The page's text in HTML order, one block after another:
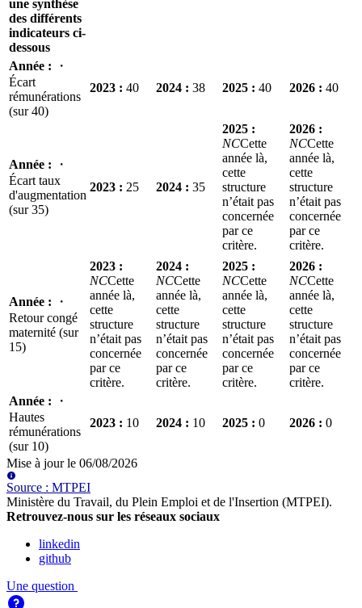
une synthèse
des différents
indicateurs ci-
dessous
Année :
・
Écart
rémunérations
(sur 40)
2023 : 40 2024 : 38 2025 : 40 2026 : 40
Année :
・
Écart taux
d'augmentation
(sur 35)
2023 : 25 2024 : 35
2025 :
NCCette
année là,
cette
structure
n’était pas
concernée
par ce
critère.
2026 :
NCCette
année là,
cette
structure
n’était pas
concernée
par ce
critère.
Année :
・
Retour congé
maternité (sur
15)
2023 :
NCCette
année là,
cette
structure
n’était pas
concernée
par ce
critère.
2024 :
NCCette
année là,
cette
structure
n’était pas
concernée
par ce
critère.
2025 :
NCCette
année là,
cette
structure
n’était pas
concernée
par ce
critère.
2026 :
NCCette
année là,
cette
structure
n’était pas
concernée
par ce
critère.
Année :
・
Hautes
rémunérations
(sur 10)
2023 : 10 2024 : 10 2025 : 0 2026 : 0
Mise à jour le 06/08/2026
Source : MTPEI
Ministère du Travail, du Plein Emploi et de l'Insertion (MTPEI).
Retrouvez-nous sur les réseaux sociaux
linkedin
github
Une question